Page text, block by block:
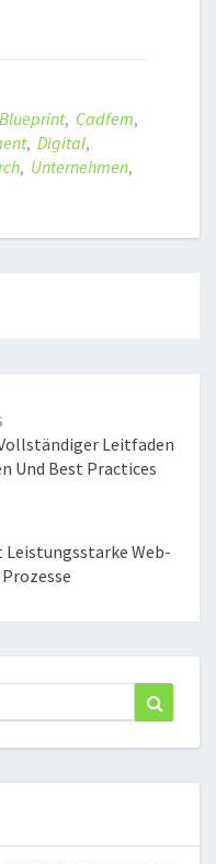
Blueprint, Cadfem,
, Digital,
, Unternehmen,
Leitfaden
Und Best Practices
Leistungsstarke Web-